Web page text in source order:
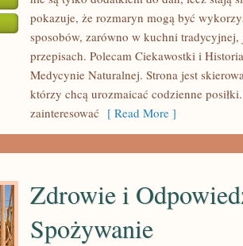
pokazuje, że rozmaryn mogą być
sposobów, zarówno w kuchni
przepisach. Polecam Ciekawostki i
Medycynie Naturalnej. Strona jest
którzy chcą urozmaicać codzienne
zainteresować [ Read More ]
Zdrowie i
Spożywanie